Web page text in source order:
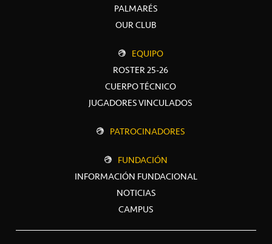
PALMARÉS
OUR CLUB
EQUIPO
ROSTER 25-26
CUERPO TÉCNICO
JUGADORES VINCULADOS
PATROCINADORES
FUNDACIÓN
INFORMACIÓN FUNDACIONAL
NOTICIAS
CAMPUS